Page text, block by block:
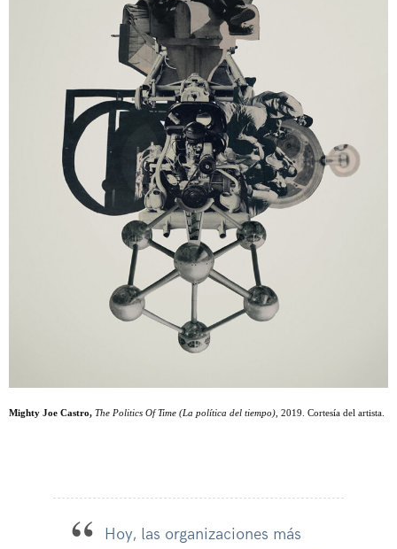
Mighty Joe Castro, The Politics Of Time (La política del tiempo), 2019. Cortesía del artista.
Hoy, las organizaciones más